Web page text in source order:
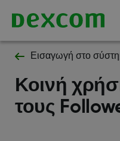
Εισαγωγή στο
Κοινή
τους